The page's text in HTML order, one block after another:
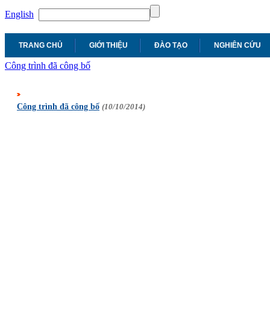
English
TRANG CHỦ GIỚI THIỆU ĐÀO TẠO NGHIÊN CỨU
Công trình đã công bố
Công trình đã công bố (10/10/2014)